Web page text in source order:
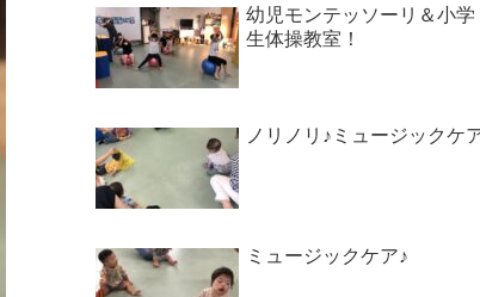
幼児モンテッソーリ＆小学
生体操教室！
ノリノリ♪ミュージックケ
ミュージックケア♪